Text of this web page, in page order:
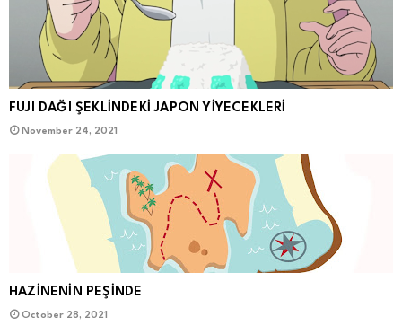
FUJI DAĞI ŞEKLİNDEKİ JAPON YİYECEKLERİ
November 24, 2021
HAZİNENİN PEŞİNDE
October 28, 2021